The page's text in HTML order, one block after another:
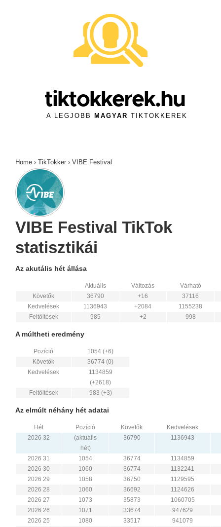
tiktokkerek.hu
A LEGJOBB MAGYAR TIKTOKKEREK
Home › TikTokker › VIBE Festival
VIBE Festival TikTok
statisztikái
Az akutális hét állása
Aktuális Változás
Várható
Követők
36790 +16
37116
Kedvelések
1136943 +2084
1155238
Feltöltések
985 +2 998
A múltheti eredmény
Pozíció
1054 (+6)
Követők
36774 (0)
Kedvelések
1134859
(+2618)
Feltöltések
983 (+3)
Az elmúlt néhány hét adatai
Hét Pozíció Követők
Kedvelések
2026 32
(aktuális
hét)
36790 1136943
2026 31 1054 36774
1134859
2026 30
1060 36774
1132241
2026 29
1058 36750
1129595
2026 28
1060 36692
1124626
2026 27
1073 35873
1060705
2026 26
1071 33674
947629
2026 25
1080 33517
941079